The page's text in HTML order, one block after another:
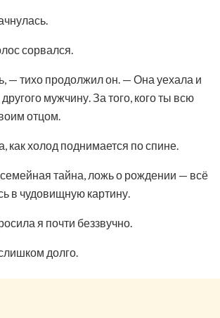
сорвался.
— тихо продолжил он. — Она уехала и
мужчину. За того, кого ты всю
отцом.
как холод поднимается по спине.
тайна, ложь о рождении — всё
в чудовищную картину.
я почти беззвучно.
долго.